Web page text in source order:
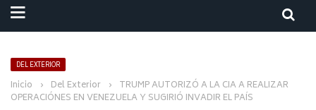
DEL EXTERIOR
Inicio › Del Exterior › TRUMP AUTORIZÓ A LA CIA A REALIZAR
OPERACIÓNES EN VENEZUELA Y SUGIRIÓ INVADIR EL PAÍS